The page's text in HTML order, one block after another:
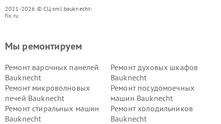
2021-2026 © СЦ sml.bauknecht-
fix.ru
Мы ремонтируем
Ремонт варочных панелей
Bauknecht
Ремонт духовых шкафов
Bauknecht
Ремонт микроволновых
печей Bauknecht
Ремонт посудомоечных
машин Bauknecht
Ремонт стиральных машин
Bauknecht
Ремонт холодильников
Bauknecht